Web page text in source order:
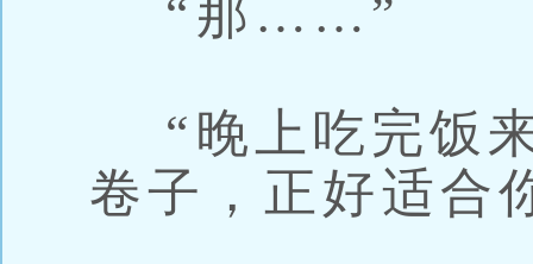
“那……”
“晚上吃完饭
卷子，正好适合